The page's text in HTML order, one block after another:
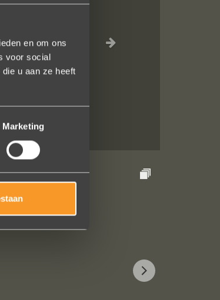
en om ons
voor social
u aan ze heeft
Marketing